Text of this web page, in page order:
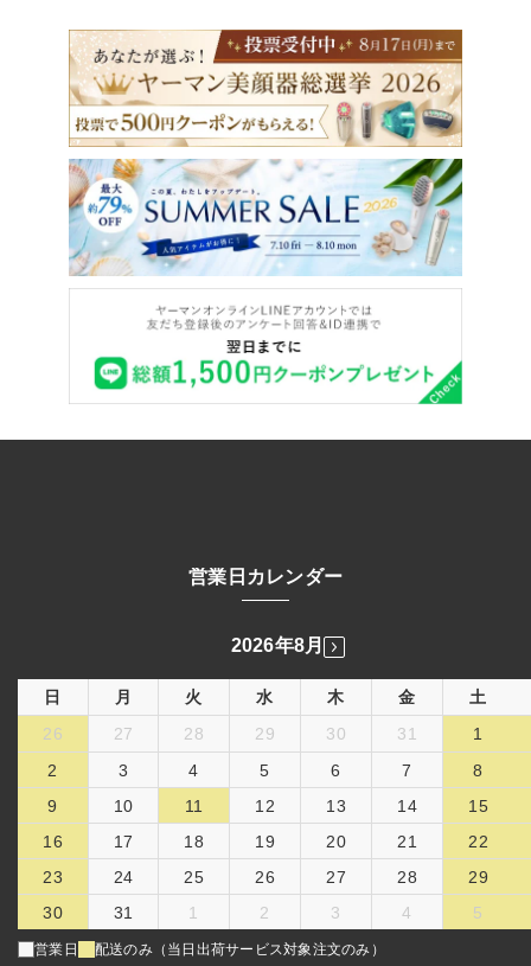
営業日カレンダー
2026年8月
日 月 火 水 木 金
土
26
27 28 29 30 31
1
2
3 4 5 6 7
8
9
10 11 12 13 14
15
16
17 18 19 20 21
22
23
24 25 26 27 28
29
30
31 1 2 3 4 5
営業日
配送のみ（当日出荷サービス対象注文のみ）